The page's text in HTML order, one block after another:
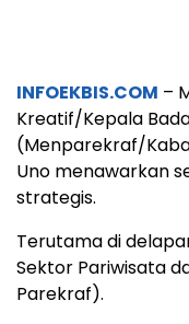
INFOEKBIS.COM –
Kreatif/Kepala
(Menparekraf/
Uno menawarkan
strategis.
Terutama di
Sektor Pariwisata
Parekraf).